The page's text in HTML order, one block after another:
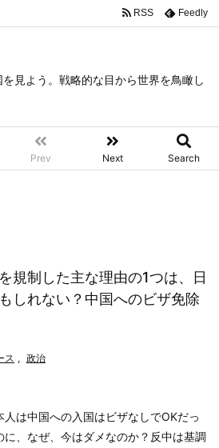
見よう。戦略的な目から世界を鳥瞰し
Prev Next Search
RSS Feedly
規制した主な理由の1つは、日
しれない？中国へのビザ免除
ス , 政治
人は中国への入国はビザなしでOKだっ
に、なぜ、今はダメなのか？ 反中は基調